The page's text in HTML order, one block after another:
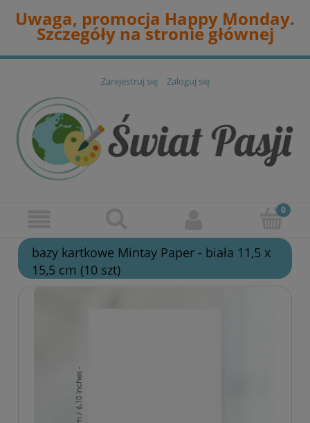
Uwaga, promocja Happy Monday.
Szczegóły na stronie głównej
Zarejestruj się Zaloguj się
bazy kartkowe Mintay Paper - biała 11,5 x
15,5 cm (10 szt)